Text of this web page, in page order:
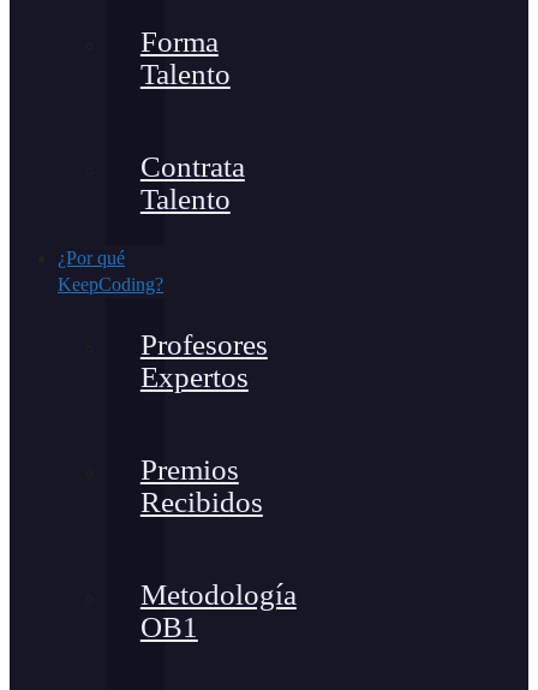
Forma
Talento
Contrata
Talento
¿Por qué
KeepCoding?
Profesores
Expertos
Premios
Recibidos
Metodología
OB1